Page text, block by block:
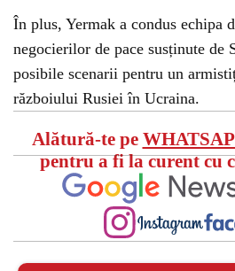
În plus, Yermak a condus echipa
negocierilor de pace susținute de
posibile scenarii pentru un
războiului Rusiei în Ucraina.
Alătură-te pe
pentru a fi la curent cu